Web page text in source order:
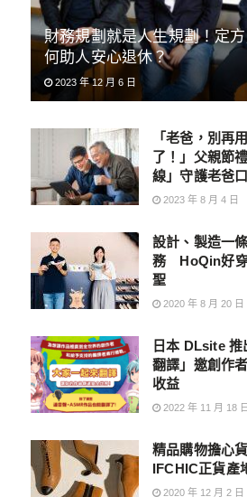
財務規劃就是人生規劃！定
何助人安心退休？
2023 年 12 月 6 日
「老爸，別再
了！」父親節
線」守護老爸
2023 年 8 月 4 日
設計、製造一
務 HoQin好穿
聖
2020 年 8 月 20 日
日本 DLsite
翻譯」邀創作
收益
2022 年 11 月 18 日
精品購物擔心
IFCHIC正貨產
2020 年 12 月 2 日